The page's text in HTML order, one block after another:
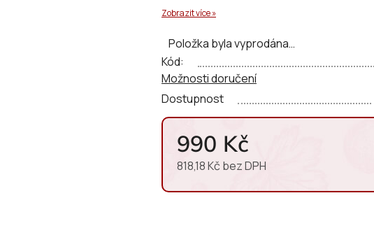
Zobrazit více »
Položka byla vyprodána…
Dostupnost
Možnosti doručení
Kód:
990 Kč
818,18 Kč bez DPH
Měrná cena: